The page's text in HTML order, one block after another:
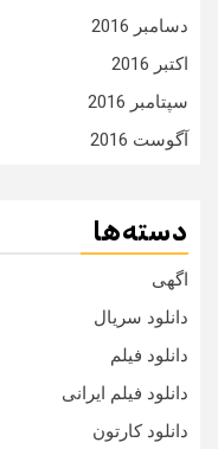
دسامبر 2016
اکتبر 2016
سپتامبر 2016
آگوست 2016
دسته‌ها
اگهی
دانلود سریال
دانلود فیلم
دانلود فیلم ایرانی
دانلود کارتون